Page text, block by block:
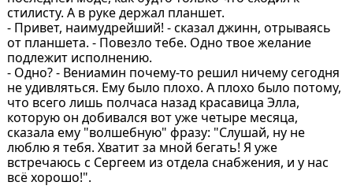
стилисту. А в руке держал планшет.
- Привет, наимудрейший! - сказал джинн, отрываясь
от планшета. - Повезло тебе. Одно твое желание
подлежит исполнению.
- Одно? - Вениамин почему-то решил ничему сегодня
не удивляться. Ему было плохо. А плохо было потому,
что всего лишь полчаса назад красавица Элла,
которую он добивался вот уже четыре месяца,
сказала ему "волшебную" фразу: "Слушай, ну не
люблю я тебя. Хватит за мной бегать! Я уже
встречаюсь с Сергеем из отдела снабжения, и у нас
всё хорошо!".